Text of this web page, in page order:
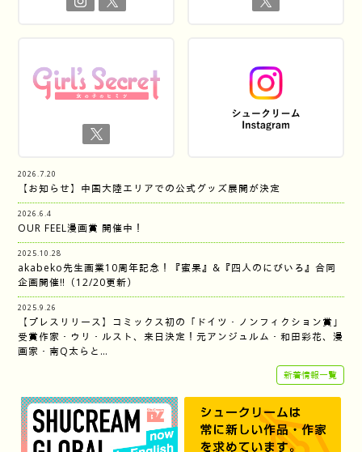
2026.7.20
【お知らせ】中国大陸エリアでの公式グッズ展開が決定
2026.6.4
OUR FEEL漫画賞 開催中！
2025.10.28
akabeko先生画業10周年記念！『蜜果』&『四人のにびいろ』合同
企画開催‼︎（12/20更新）
2025.9.26
【プレスリリース】コミックス初の「ドイツ・ノンフィクション賞」
受賞作家・ウリ・ルスト、来日決定！元アンジュルム・和田彩花、漫
画家・南Q太らと…
新着情報一覧